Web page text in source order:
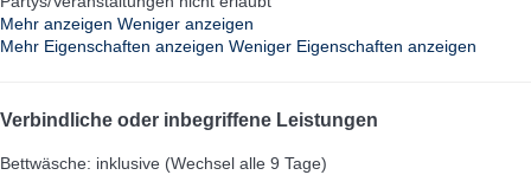
Mehr anzeigen Weniger anzeigen
Mehr Eigenschaften anzeigen Weniger Eigenschaften anzeigen
Verbindliche oder inbegriffene Leistungen
Bettwäsche: inklusive (Wechsel alle 9 Tage)